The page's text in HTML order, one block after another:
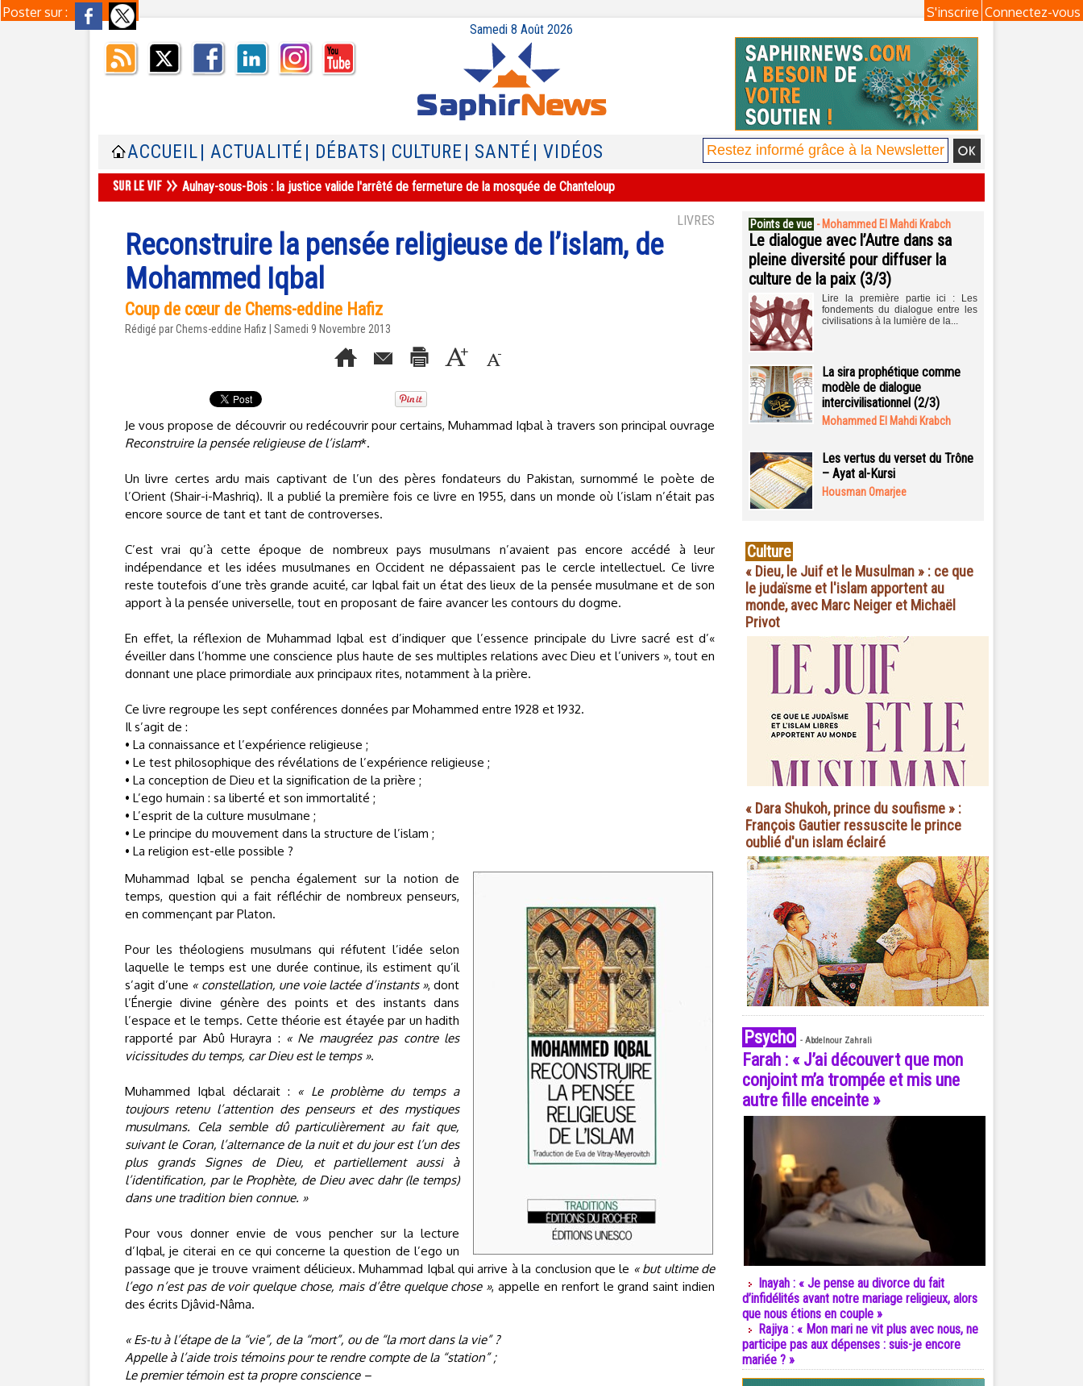
Poster sur : Connectez-vous
S'inscrire
Samedi 8 Août 2026
ACCUEIL | ACTUALITÉ | DÉBATS | CULTURE | SANTÉ | VIDÉOS
Aulnay-sous-Bois : la justice valide l'arrêté de fermeture de la mosquée de Chanteloup
LIVRES
Reconstruire la pensée religieuse de l’islam, de
Mohammed Iqbal
Coup de cœur de Chems-eddine Hafiz
Rédigé par Chems-eddine Hafiz | Samedi 9 Novembre 2013
Je vous propose de découvrir ou redécouvrir pour certains, Muhammad Iqbal à travers son principal ouvrage
Reconstruire la pensée religieuse de l’islam*.
Un livre certes ardu mais captivant de l’un des pères fondateurs du Pakistan, surnommé le poète de
l’Orient (Shair-i-Mashriq). Il a publié la première fois ce livre en 1955, dans un monde où l’islam n’était pas
encore source de tant et tant de controverses.
C’est vrai qu’à cette époque de nombreux pays musulmans n’avaient pas encore accédé à leur
indépendance et les idées musulmanes en Occident ne dépassaient pas le cercle intellectuel. Ce livre
reste toutefois d’une très grande acuité, car Iqbal fait un état des lieux de la pensée musulmane et de son
apport à la pensée universelle, tout en proposant de faire avancer les contours du dogme.
En effet, la réflexion de Muhammad Iqbal est d’indiquer que l’essence principale du Livre sacré est d’«
éveiller dans l’homme une conscience plus haute de ses multiples relations avec Dieu et l’univers », tout en
donnant une place primordiale aux principaux rites, notamment à la prière.
Ce livre regroupe les sept conférences données par Mohammed entre 1928 et 1932.
Il s’agit de :
• La connaissance et l’expérience religieuse ;
• Le test philosophique des révélations de l’expérience religieuse ;
• La conception de Dieu et la signification de la prière ;
• L’ego humain : sa liberté et son immortalité ;
• L’esprit de la culture musulmane ;
• Le principe du mouvement dans la structure de l’islam ;
• La religion est-elle possible ?
Muhammad Iqbal se pencha également sur la notion de
temps, question qui a fait réfléchir de nombreux penseurs,
en commençant par Platon.
Pour les théologiens musulmans qui réfutent l’idée selon
laquelle le temps est une durée continue, ils estiment qu’il
s’agit d’une « constellation, une voie lactée d’instants », dont
l’Énergie divine génère des points et des instants dans
l’espace et le temps. Cette théorie est étayée par un hadith
rapporté par Abû Hurayra : « Ne maugréez pas contre les
vicissitudes du temps, car Dieu est le temps ».
Muhammed Iqbal déclarait : « Le problème du temps a
toujours retenu l’attention des penseurs et des mystiques
musulmans. Cela semble dû particulièrement au fait que,
suivant le Coran, l’alternance de la nuit et du jour est l’un des
plus grands Signes de Dieu, et partiellement aussi à
l’identification, par le Prophète, de Dieu avec dahr (le temps)
dans une tradition bien connue. »
Pour vous donner envie de vous pencher sur la lecture
d’Iqbal, je citerai en ce qui concerne la question de l’ego un
passage que je trouve vraiment délicieux. Muhammad Iqbal qui arrive à la conclusion que le « but ultime de
l’ego n’est pas de voir quelque chose, mais d’être quelque chose », appelle en renfort le grand saint indien
des écrits Djâvid-Nâma.
« Es-tu à l’étape de la “vie”, de la “mort”, ou de “la mort dans la vie” ?
Appelle à l’aide trois témoins pour te rendre compte de la “station” ;
Le premier témoin est ta propre conscience –
Points de vue - Mohammed El Mahdi Krabch
Le dialogue avec l’Autre dans sa
pleine diversité pour diffuser la
culture de la paix (3/3)
Lire la première partie ici : Les
fondements du dialogue entre les
civilisations à la lumière de la...
La sira prophétique comme
modèle de dialogue
intercivilisationnel (2/3)
Mohammed El Mahdi Krabch
Les vertus du verset du Trône
– Ayat al-Kursi
Housman Omarjee
Culture
« Dieu, le Juif et le Musulman » : ce que
le judaïsme et l'islam apportent au
monde, avec Marc Neiger et Michaël
Privot
« Dara Shukoh, prince du soufisme » :
François Gautier ressuscite le prince
oublié d'un islam éclairé
Psycho - Abdelnour Zahrali
Farah : « J’ai découvert que mon
conjoint m’a trompée et mis une
autre fille enceinte »
Inayah : « Je pense au divorce du fait
d’infidélités avant notre mariage religieux, alors
que nous étions en couple »
Rajiya : « Mon mari ne vit plus avec nous, ne
participe pas aux dépenses : suis-je encore
mariée ? »